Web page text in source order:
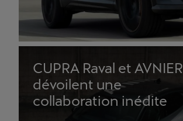
CUPRA Raval et AVNIER
dévoilent une
collaboration inédite